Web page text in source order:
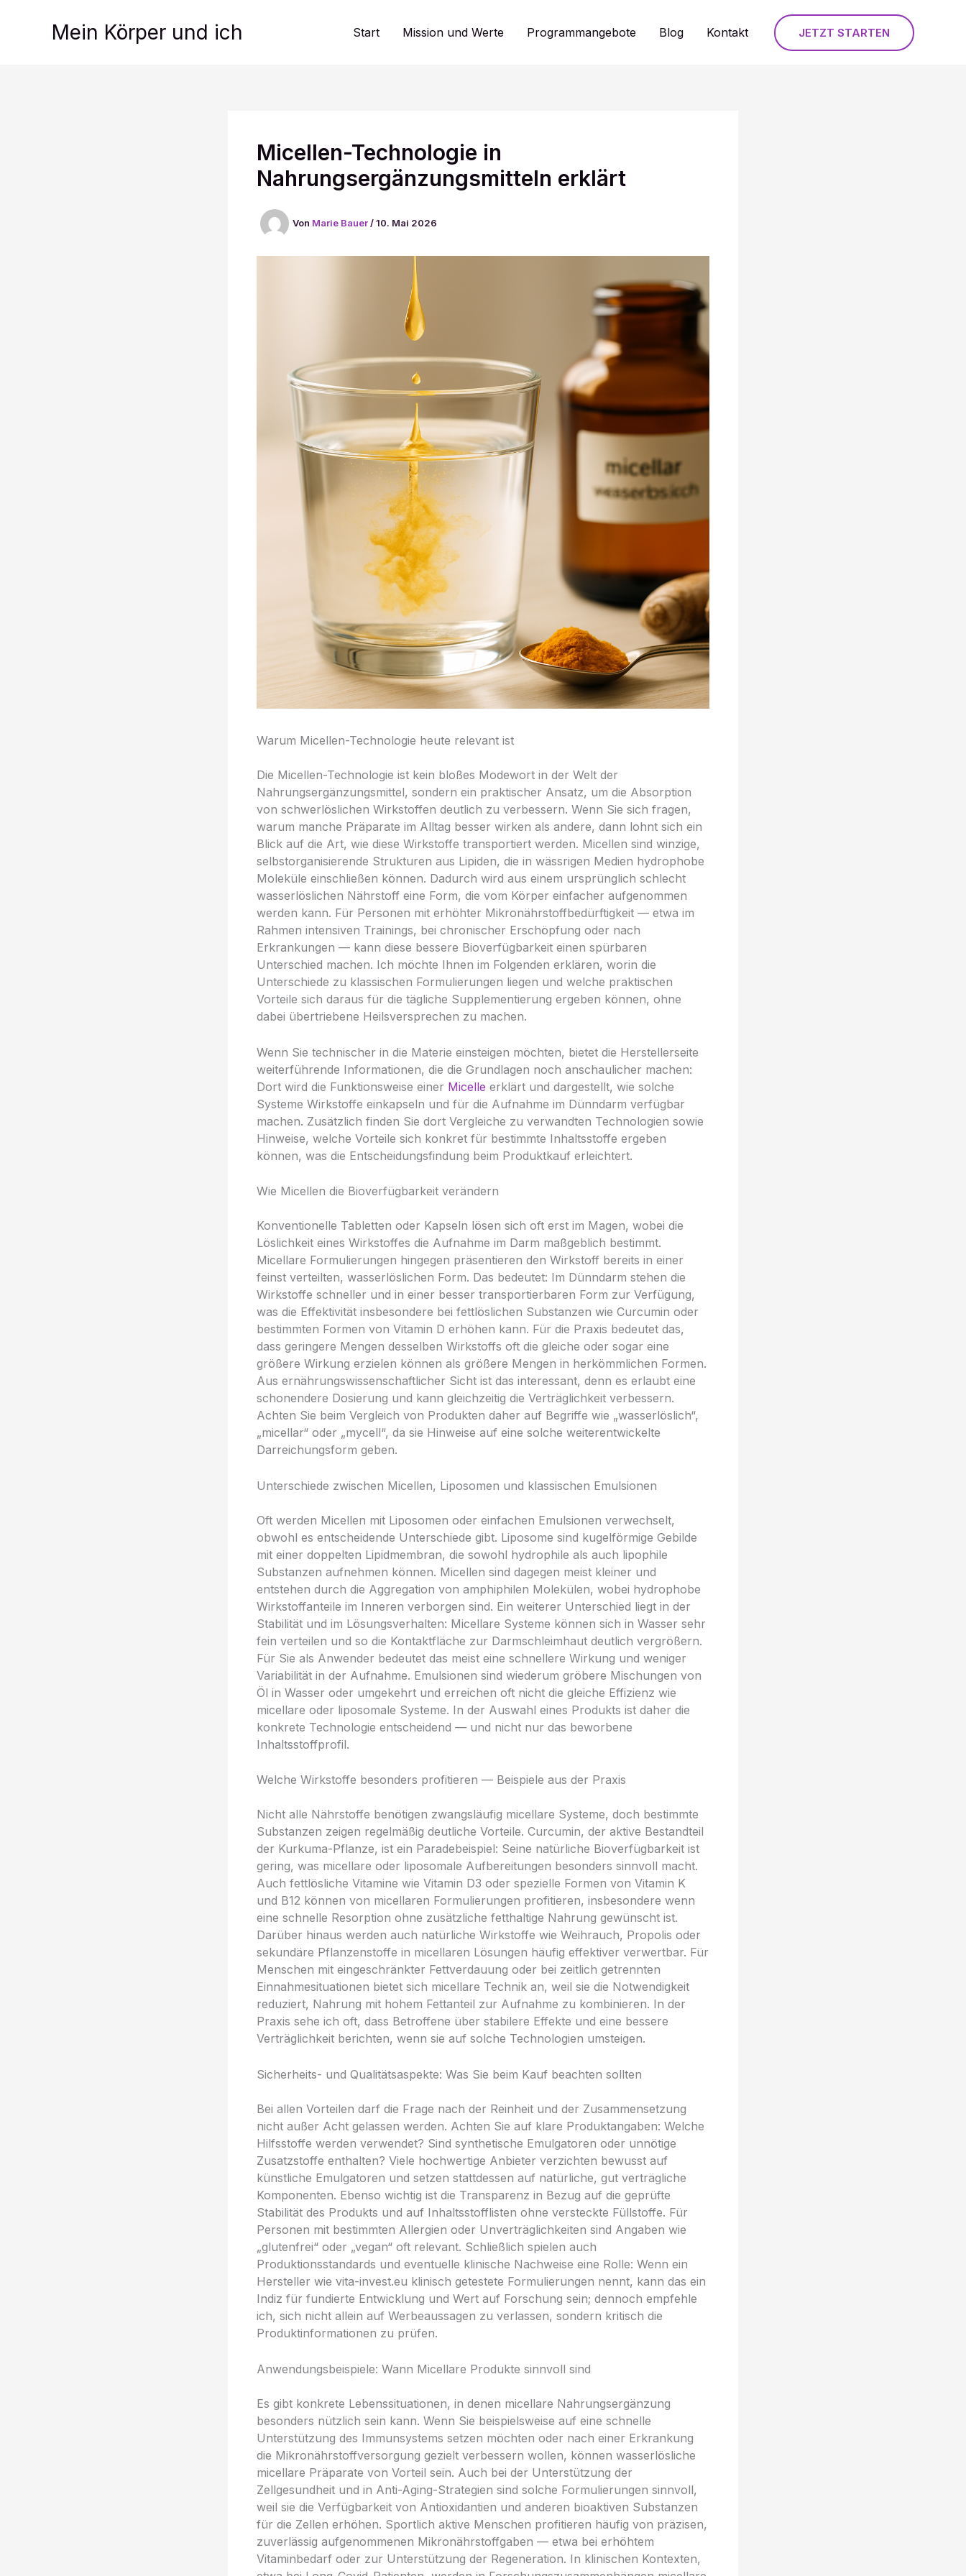
Mein Körper und ich Start Mission und Werte Programmangebote Blog Kontakt JETZT STARTEN
Micellen-Technologie in
Nahrungsergänzungsmitteln erklärt
Von Marie Bauer /10. Mai 2026
Warum Micellen-Technologie heute relevant ist
Die Micellen-Technologie ist kein bloßes Modewort in der Welt der
Nahrungsergänzungsmittel, sondern ein praktischer Ansatz, um die Absorption
von schwerlöslichen Wirkstoffen deutlich zu verbessern. Wenn Sie sich fragen,
warum manche Präparate im Alltag besser wirken als andere, dann lohnt sich ein
Blick auf die Art, wie diese Wirkstoffe transportiert werden. Micellen sind winzige,
selbstorganisierende Strukturen aus Lipiden, die in wässrigen Medien hydrophobe
Moleküle einschließen können. Dadurch wird aus einem ursprünglich schlecht
wasserlöslichen Nährstoff eine Form, die vom Körper einfacher aufgenommen
werden kann. Für Personen mit erhöhter Mikronährstoffbedürftigkeit — etwa im
Rahmen intensiven Trainings, bei chronischer Erschöpfung oder nach
Erkrankungen — kann diese bessere Bioverfügbarkeit einen spürbaren
Unterschied machen. Ich möchte Ihnen im Folgenden erklären, worin die
Unterschiede zu klassischen Formulierungen liegen und welche praktischen
Vorteile sich daraus für die tägliche Supplementierung ergeben können, ohne
dabei übertriebene Heilsversprechen zu machen.
Wenn Sie technischer in die Materie einsteigen möchten, bietet die Herstellerseite
weiterführende Informationen, die die Grundlagen noch anschaulicher machen:
Dort wird die Funktionsweise einer Micelle erklärt und dargestellt, wie solche
Systeme Wirkstoffe einkapseln und für die Aufnahme im Dünndarm verfügbar
machen. Zusätzlich finden Sie dort Vergleiche zu verwandten Technologien sowie
Hinweise, welche Vorteile sich konkret für bestimmte Inhaltsstoffe ergeben
können, was die Entscheidungsfindung beim Produktkauf erleichtert.
Wie Micellen die Bioverfügbarkeit verändern
Konventionelle Tabletten oder Kapseln lösen sich oft erst im Magen, wobei die
Löslichkeit eines Wirkstoffes die Aufnahme im Darm maßgeblich bestimmt.
Micellare Formulierungen hingegen präsentieren den Wirkstoff bereits in einer
feinst verteilten, wasserlöslichen Form. Das bedeutet: Im Dünndarm stehen die
Wirkstoffe schneller und in einer besser transportierbaren Form zur Verfügung,
was die Effektivität insbesondere bei fettlöslichen Substanzen wie Curcumin oder
bestimmten Formen von Vitamin D erhöhen kann. Für die Praxis bedeutet das,
dass geringere Mengen desselben Wirkstoffs oft die gleiche oder sogar eine
größere Wirkung erzielen können als größere Mengen in herkömmlichen Formen.
Aus ernährungswissenschaftlicher Sicht ist das interessant, denn es erlaubt eine
schonendere Dosierung und kann gleichzeitig die Verträglichkeit verbessern.
Achten Sie beim Vergleich von Produkten daher auf Begriffe wie „wasserlöslich“,
„micellar“ oder „mycell“, da sie Hinweise auf eine solche weiterentwickelte
Darreichungsform geben.
Unterschiede zwischen Micellen, Liposomen und klassischen Emulsionen
Oft werden Micellen mit Liposomen oder einfachen Emulsionen verwechselt,
obwohl es entscheidende Unterschiede gibt. Liposome sind kugelförmige Gebilde
mit einer doppelten Lipidmembran, die sowohl hydrophile als auch lipophile
Substanzen aufnehmen können. Micellen sind dagegen meist kleiner und
entstehen durch die Aggregation von amphiphilen Molekülen, wobei hydrophobe
Wirkstoffanteile im Inneren verborgen sind. Ein weiterer Unterschied liegt in der
Stabilität und im Lösungsverhalten: Micellare Systeme können sich in Wasser sehr
fein verteilen und so die Kontaktfläche zur Darmschleimhaut deutlich vergrößern.
Für Sie als Anwender bedeutet das meist eine schnellere Wirkung und weniger
Variabilität in der Aufnahme. Emulsionen sind wiederum gröbere Mischungen von
Öl in Wasser oder umgekehrt und erreichen oft nicht die gleiche Effizienz wie
micellare oder liposomale Systeme. In der Auswahl eines Produkts ist daher die
konkrete Technologie entscheidend — und nicht nur das beworbene
Inhaltsstoffprofil.
Welche Wirkstoffe besonders profitieren — Beispiele aus der Praxis
Nicht alle Nährstoffe benötigen zwangsläufig micellare Systeme, doch bestimmte
Substanzen zeigen regelmäßig deutliche Vorteile. Curcumin, der aktive Bestandteil
der Kurkuma-Pflanze, ist ein Paradebeispiel: Seine natürliche Bioverfügbarkeit ist
gering, was micellare oder liposomale Aufbereitungen besonders sinnvoll macht.
Auch fettlösliche Vitamine wie Vitamin D3 oder spezielle Formen von Vitamin K
und B12 können von micellaren Formulierungen profitieren, insbesondere wenn
eine schnelle Resorption ohne zusätzliche fetthaltige Nahrung gewünscht ist.
Darüber hinaus werden auch natürliche Wirkstoffe wie Weihrauch, Propolis oder
sekundäre Pflanzenstoffe in micellaren Lösungen häufig effektiver verwertbar. Für
Menschen mit eingeschränkter Fettverdauung oder bei zeitlich getrennten
Einnahmesituationen bietet sich micellare Technik an, weil sie die Notwendigkeit
reduziert, Nahrung mit hohem Fettanteil zur Aufnahme zu kombinieren. In der
Praxis sehe ich oft, dass Betroffene über stabilere Effekte und eine bessere
Verträglichkeit berichten, wenn sie auf solche Technologien umsteigen.
Sicherheits- und Qualitätsaspekte: Was Sie beim Kauf beachten sollten
Bei allen Vorteilen darf die Frage nach der Reinheit und der Zusammensetzung
nicht außer Acht gelassen werden. Achten Sie auf klare Produktangaben: Welche
Hilfsstoffe werden verwendet? Sind synthetische Emulgatoren oder unnötige
Zusatzstoffe enthalten? Viele hochwertige Anbieter verzichten bewusst auf
künstliche Emulgatoren und setzen stattdessen auf natürliche, gut verträgliche
Komponenten. Ebenso wichtig ist die Transparenz in Bezug auf die geprüfte
Stabilität des Produkts und auf Inhaltsstofflisten ohne versteckte Füllstoffe. Für
Personen mit bestimmten Allergien oder Unverträglichkeiten sind Angaben wie
„glutenfrei“ oder „vegan“ oft relevant. Schließlich spielen auch
Produktionsstandards und eventuelle klinische Nachweise eine Rolle: Wenn ein
Hersteller wie vita-invest.eu klinisch getestete Formulierungen nennt, kann das ein
Indiz für fundierte Entwicklung und Wert auf Forschung sein; dennoch empfehle
ich, sich nicht allein auf Werbeaussagen zu verlassen, sondern kritisch die
Produktinformationen zu prüfen.
Anwendungsbeispiele: Wann Micellare Produkte sinnvoll sind
Es gibt konkrete Lebenssituationen, in denen micellare Nahrungsergänzung
besonders nützlich sein kann. Wenn Sie beispielsweise auf eine schnelle
Unterstützung des Immunsystems setzen möchten oder nach einer Erkrankung
die Mikronährstoffversorgung gezielt verbessern wollen, können wasserlösliche
micellare Präparate von Vorteil sein. Auch bei der Unterstützung der
Zellgesundheit und in Anti-Aging-Strategien sind solche Formulierungen sinnvoll,
weil sie die Verfügbarkeit von Antioxidantien und anderen bioaktiven Substanzen
für die Zellen erhöhen. Sportlich aktive Menschen profitieren häufig von präzisen,
zuverlässig aufgenommenen Mikronährstoffgaben — etwa bei erhöhtem
Vitaminbedarf oder zur Unterstützung der Regeneration. In klinischen Kontexten,